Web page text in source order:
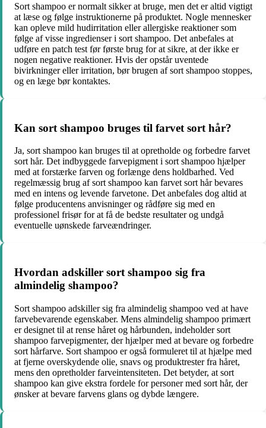
Sort shampoo er normalt sikker at bruge, men det er altid vigtigt
at læse og følge instruktionerne på produktet. Nogle mennesker
kan opleve mild hudirritation eller allergiske reaktioner som
følge af visse ingredienser i sort shampoo. Det anbefales at
udføre en patch test før første brug for at sikre, at der ikke er
nogen negative reaktioner. Hvis der opstår uventede
bivirkninger eller irritation, bør brugen af ​​sort shampoo stoppes,
og en læge bør kontaktes.
Kan sort shampoo bruges til farvet sort hår?
Ja, sort shampoo kan bruges til at opretholde og forbedre farvet
sort hår. Det indbyggede farvepigment i sort shampoo hjælper
med at forstærke farven og forlænge dens holdbarhed. Ved
regelmæssig brug af sort shampoo kan farvet sort hår bevares
med en intens og levende farvetone. Det anbefales dog altid at
følge producentens anvisninger og rådføre sig med en
professionel frisør for at få de bedste resultater og undgå
eventuelle uønskede farveændringer.
Hvordan adskiller sort shampoo sig fra
almindelig shampoo?
Sort shampoo adskiller sig fra almindelig shampoo ved at have
farvebevarende egenskaber. Mens almindelig shampoo primært
er designet til at rense håret og hårbunden, indeholder sort
shampoo farvepigmenter, der hjælper med at bevare og forbedre
sort hårfarve. Sort shampoo er også formuleret til at hjælpe med
at fjerne overskydende olie, snavs og produktrester fra håret,
mens den opretholder farveintensiteten. Det betyder, at sort
shampoo kan give ekstra fordele for personer med sort hår, der
ønsker at bevare farvens glans og dybde længere.